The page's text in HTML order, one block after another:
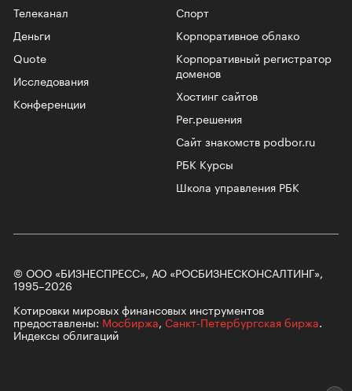
Телеканал
Спорт
Корпоративное облако
Корпоративный регистратор
доменов
Хостинг сайтов
Рег.решения
Сайт знакомств podbor.ru
РБК Курсы
Школа управления РБК
Деньги
Quote
Исследования
Конференции
© ООО «БИЗНЕСПРЕСС», АО «РОСБИЗНЕСКОНСАЛТИНГ»,
1995–2026
Котировки мировых финансовых инструментов
предоставлены: Мосбиржа, Санкт-Петербургская биржа.
Индексы облигаций